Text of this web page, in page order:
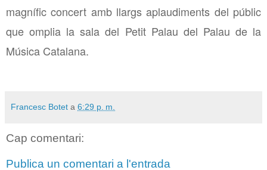
magnífic concert amb llargs aplaudiments del públic
que omplia la sala del Petit Palau del Palau de la
Música Catalana.
Francesc Botet a 6:29 p. m.
Cap comentari:
Publica un comentari a l'entrada